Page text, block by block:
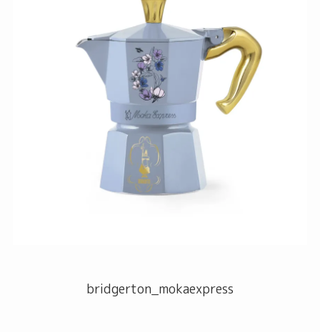
bridgerton_mokaexpress